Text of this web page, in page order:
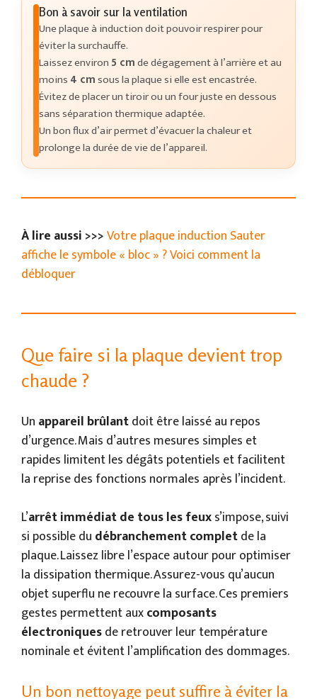
Bon à savoir sur la ventilation
Une plaque à induction doit pouvoir respirer pour
éviter la surchauffe.
Laissez environ 5 cmde dégagement à l’arrière et au
moins 4 cmsous la plaque si elle est encastrée.
Évitez de placer un tiroir ou un four juste en dessous
sans séparation thermique adaptée.
Un bon flux d’air permet d’évacuer la chaleur et
prolonge la durée de vie de l’appareil.
À lire aussi >>>Votre plaque induction Sauter
affiche le symbole « bloc » ? Voici comment la
débloquer
Que faire si la plaque devient trop
chaude ?
Un appareil brûlantdoit être laissé au repos
d’urgence. Mais d’autres mesures simples et
rapides limitent les dégâts potentiels et facilitent
la reprise des fonctions normales après l’incident.
L’arrêt immédiat de tous les feuxs’impose, suivi
si possible du débranchement completde la
plaque. Laissez libre l’espace autour pour optimiser
la dissipation thermique. Assurez-vous qu’aucun
objet superflu ne recouvre la surface. Ces premiers
gestes permettent auxcomposants
électroniquesde retrouver leur température
nominale et évitent l’amplification des dommages.
Un bon nettoyage peut suffire à éviter la